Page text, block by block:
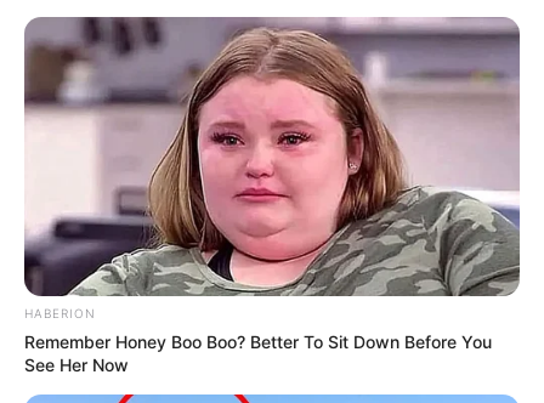
HABERION
Remember Honey Boo Boo? Better To Sit Down Before You
See Her Now